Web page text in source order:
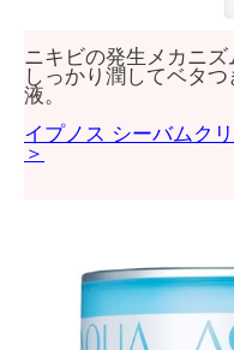
ニキビの発生メカニズ
しっかり潤してベタ
液。
イプノス シーバムク
＞